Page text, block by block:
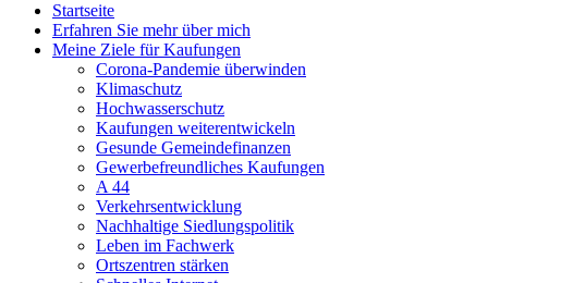
Startseite
Erfahren Sie mehr über mich
Meine Ziele für Kaufungen
Corona-Pandemie überwinden
Klimaschutz
Hochwasserschutz
Kaufungen weiterentwickeln
Gesunde Gemeindefinanzen
Gewerbefreundliches Kaufungen
A 44
Verkehrsentwicklung
Nachhaltige Siedlungspolitik
Leben im Fachwerk
Ortszentren stärken